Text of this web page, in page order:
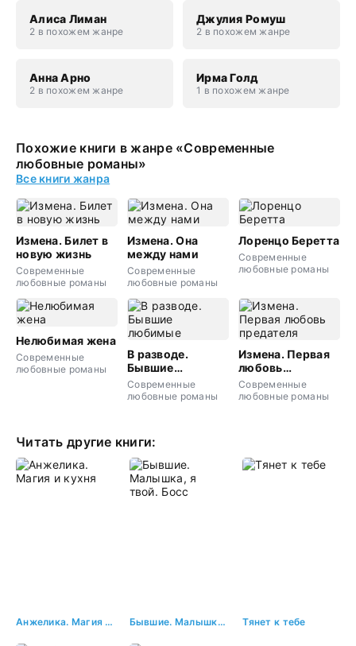
Алиса Лиман
2 в похожем жанре
Джулия Ромуш
2 в похожем жанре
Анна Арно
2 в похожем жанре
Ирма Голд
1 в похожем жанре
Похожие книги в жанре «Современные
любовные романы»
Все книги жанра
Измена. Билет в
новую жизнь
Современные
любовные романы
Измена. Она
между нами
Современные
любовные романы
Лоренцо Беретта
Современные
любовные романы
Нелюбимая жена
Современные
любовные романы
В разводе.
Бывшие
любимые
Современные
любовные романы
Измена. Первая
любовь
предателя
Современные
любовные романы
Читать другие книги:
Анжелика. Магия и кухня Бывшие. Малышка, я твой. Босс Тянет к тебе